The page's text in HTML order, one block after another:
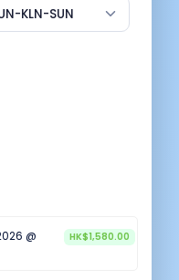
KLN-SUN
@
HK$1,580.00